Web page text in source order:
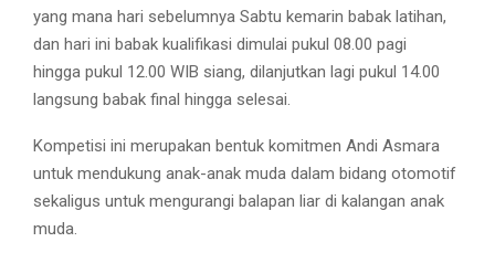
yang mana hari sebelumnya Sabtu kemarin babak latihan,
dan hari ini babak kualifikasi dimulai pukul 08.00 pagi
hingga pukul 12.00 WIB siang, dilanjutkan lagi pukul 14.00
langsung babak final hingga selesai.
Kompetisi ini merupakan bentuk komitmen Andi Asmara
untuk mendukung anak-anak muda dalam bidang otomotif
sekaligus untuk mengurangi balapan liar di kalangan anak
muda.